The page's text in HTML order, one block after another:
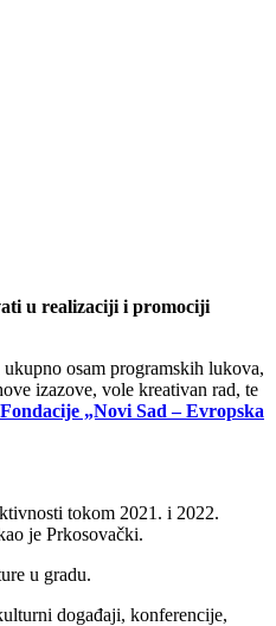
u realizaciji i promociji
osam programskih lukova,
izazove, vole kreativan rad, te
„Novi Sad – Evropska
tokom 2021. i 2022.
je Prkosovački.
u gradu.
događaji, konferencije,